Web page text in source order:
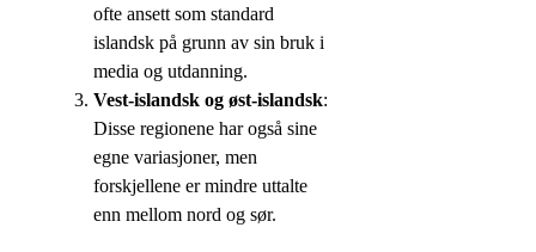
ofte ansett som standard
islandsk på grunn av sin bruk i
media og utdanning.
Vest-islandsk og øst-islandsk:
Disse regionene har også sine
egne variasjoner, men
forskjellene er mindre uttalte
enn mellom nord og sør.